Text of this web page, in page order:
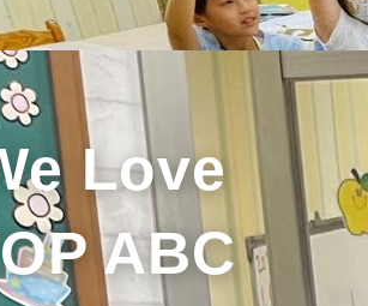
Love
ABC